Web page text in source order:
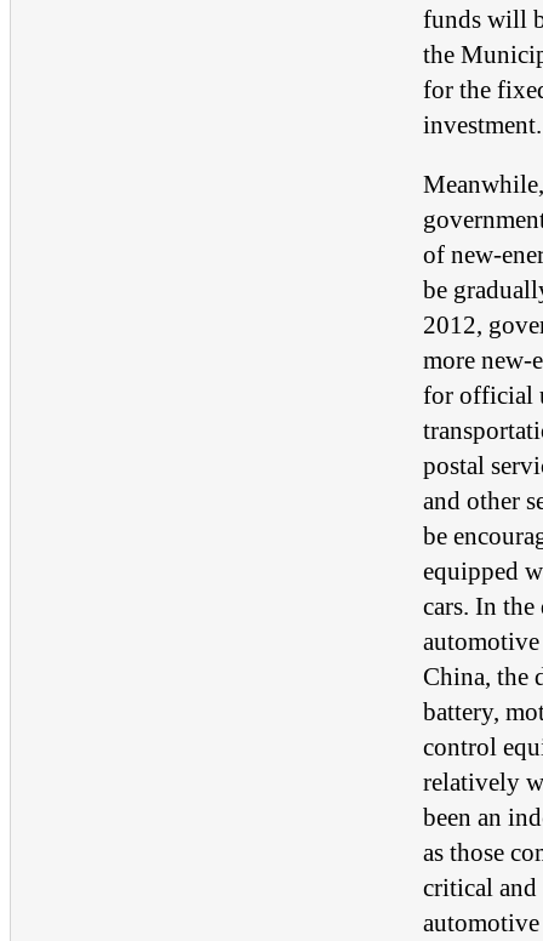
funds will
the
for the
investment.
of new-
be
2012,
more new-
for official
postal
and other
be
equipped
cars. In the
China, the
battery,
control
relatively
been an
as those
critical